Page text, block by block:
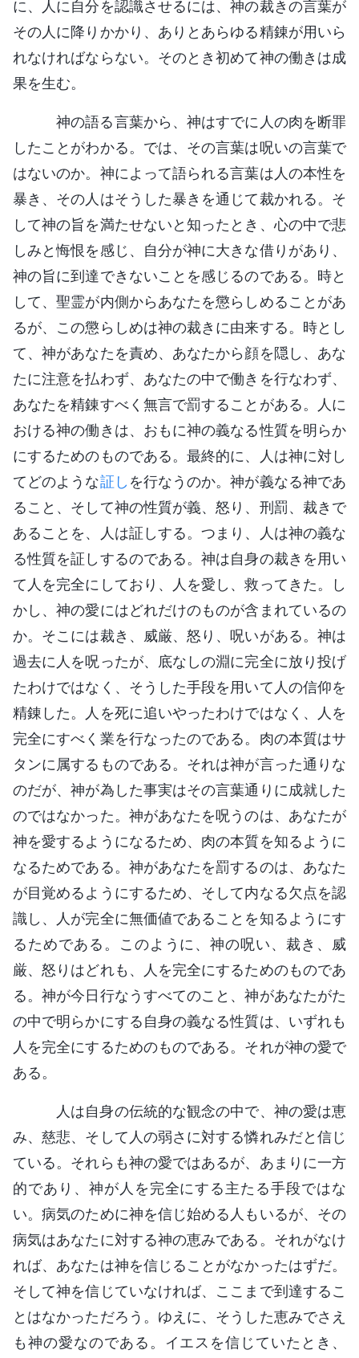
に、人に自分を認識させるには、神の裁きの言葉が
その人に降りかかり、ありとあらゆる精錬が用いら
れなければならない。そのとき初めて神の働きは成
果を生む。
神の語る言葉から、神はすでに人の肉を断罪
したことがわかる。では、その言葉は呪いの言葉で
はないのか。神によって語られる言葉は人の本性を
暴き、その人はそうした暴きを通じて裁かれる。そ
して神の旨を満たせないと知ったとき、心の中で悲
しみと悔恨を感じ、自分が神に大きな借りがあり、
神の旨に到達できないことを感じるのである。時と
して、聖霊が内側からあなたを懲らしめることがあ
るが、この懲らしめは神の裁きに由来する。時とし
て、神があなたを責め、あなたから顔を隠し、あな
たに注意を払わず、あなたの中で働きを行なわず、
あなたを精錬すべく無言で罰することがある。人に
おける神の働きは、おもに神の義なる性質を明らか
にするためのものである。最終的に、人は神に対し
てどのような証し を行なうのか。神が義なる神であ
ること、そして神の性質が義、怒り、刑罰、裁きで
あることを、人は証しする。つまり、人は神の義な
る性質を証しするのである。神は自身の裁きを用い
て人を完全にしており、人を愛し、救ってきた。し
かし、神の愛にはどれだけのものが含まれているの
か。そこには裁き、威厳、怒り、呪いがある。神は
過去に人を呪ったが、底なしの淵に完全に放り投げ
たわけではなく、そうした手段を用いて人の信仰を
精錬した。人を死に追いやったわけではなく、人を
完全にすべく業を行なったのである。肉の本質はサ
タンに属するものである。それは神が言った通りな
のだが、神が為した事実はその言葉通りに成就した
のではなかった。神があなたを呪うのは、あなたが
神を愛するようになるため、肉の本質を知るように
なるためである。神があなたを罰するのは、あなた
が目覚めるようにするため、そして内なる欠点を認
識し、人が完全に無価値であることを知るようにす
るためである。このように、神の呪い、裁き、威
厳、怒りはどれも、人を完全にするためのものであ
る。神が今日行なうすべてのこと、神があなたがた
の中で明らかにする自身の義なる性質は、いずれも
人を完全にするためのものである。それが神の愛で
ある。
人は自身の伝統的な観念の中で、神の愛は恵
み、慈悲、そして人の弱さに対する憐れみだと信じ
ている。それらも神の愛ではあるが、あまりに一方
的であり、神が人を完全にする主たる手段ではな
い。病気のために神を信じ始める人もいるが、その
病気はあなたに対する神の恵みである。それがなけ
れば、あなたは神を信じることがなかったはずだ。
そして神を信じていなければ、ここまで到達するこ
とはなかっただろう。ゆえに、そうした恵みでさえ
も神の愛なのである。イエスを信じていたとき、